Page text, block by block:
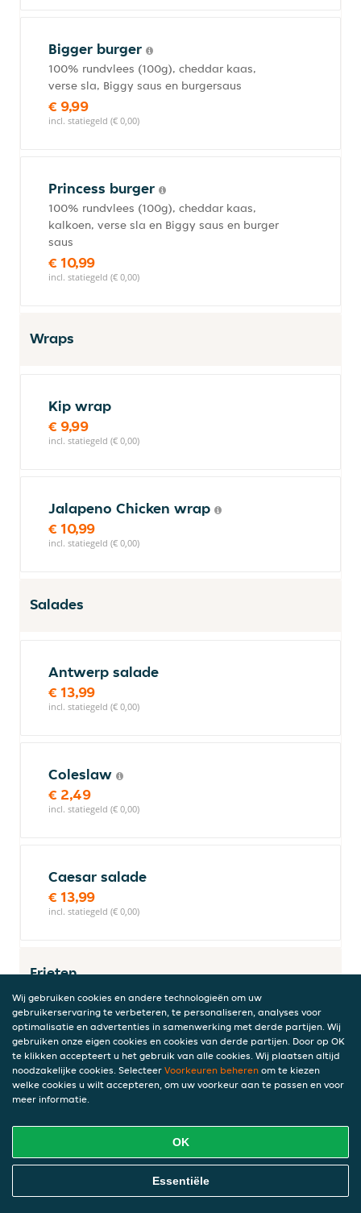
Bigger burger
100% rundvlees (100g), cheddar kaas,
verse sla, Biggy saus en burgersaus
€ 9,99
incl. statiegeld (€ 0,00)
Princess burger
100% rundvlees (100g), cheddar kaas,
kalkoen, verse sla en Biggy saus en burger
saus
€ 10,99
incl. statiegeld (€ 0,00)
Wraps
Kip wrap
€ 9,99
incl. statiegeld (€ 0,00)
Jalapeno Chicken wrap
€ 10,99
incl. statiegeld (€ 0,00)
Salades
Antwerp salade
€ 13,99
incl. statiegeld (€ 0,00)
Coleslaw
€ 2,49
incl. statiegeld (€ 0,00)
Caesar salade
€ 13,99
incl. statiegeld (€ 0,00)
Frieten
Friet (klein)
€ 2,99
incl. statiegeld (€ 0,00)
€ 3,99
Online Eten Bestellen
Wij gebruiken cookies en andere technologieën om uw
gebruikerservaring te verbeteren, te personaliseren, analyses voor
optimalisatie en advertenties in samenwerking met derde partijen. Wij
gebruiken onze eigen cookies en cookies van derde partijen. Door op OK
te klikken accepteert u het gebruik van alle cookies. Wij plaatsen altijd
noodzakelijke cookies. Selecteer Voorkeuren beheren om te kiezen
welke cookies u wilt accepteren, om uw voorkeur aan te passen en voor
meer informatie.
OK
Essentiële